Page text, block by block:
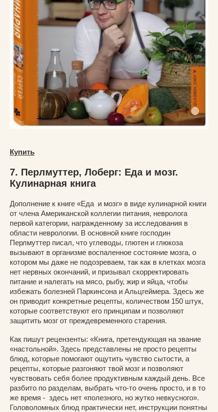
Купить
7. Перлмуттер, Лоберг: Еда и мозг.
Кулинарная книга
Дополнение к книге «Еда и мозг» в виде кулинарной книги
от члена Американской коллегии питания, невролога
первой категории, награжденному за исследования в
области неврологии. В основной книге господин
Перлмуттер писал, что углеводы, глютен и глюкоза
вызывают в организме воспаленное состояние мозга, о
котором мы даже не подозреваем, так как в клетках мозга
нет нервных окончаний, и призывал скорректировать
питание и налегать на мясо, рыбу, жир и яйца, чтобы
избежать болезней Паркинсона и Альцгеймера. Здесь же
он приводит конкретные рецепты, количеством 150 штук,
которые соответствуют его принципам и позволяют
защитить мозг от преждевременного старения.
Как пишут рецензенты: «Книга, претендующая на звание
«настольной». Здесь представлены не просто рецепты
блюд, которые помогают ощутить чувство сытости, а
рецепты, которые разгоняют твой мозг и позволяют
чувствовать себя более продуктивным каждый день. Все
разбито по разделам, выбрать что-то очень просто, и в то
же время - здесь нет «полезного, но жутко невкусного».
Головоломных блюд практически нет, инструкции понятны